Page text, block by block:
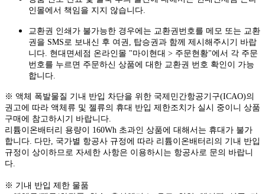
인몰에서 책임을 지지 않습니다.
교환권 인쇄가 불가능한 경우에는 교환권번호를 메모 또는 교환
권을 SMS로 보내신 후 여권, 탑승권과 함께 제시해주시기 바랍
니다. 현대면세점 온라인몰 "마이현대 > 주문현황"에서 각 주문
번호를 누르면 주문하신 상품에 대한 교환권 번호 확인이 가능
합니다.
※ 액체 폭발물질 기내 반입 차단을 위한 국제민간항공기구(ICAO)의
권고에 따라 액체류 및 젤류의 휴대 반입 제한조치가 실시 중이니 상품
구매에 참고하시기 바랍니다.
리튬이온배터리 용량이 160Wh 초과인 상품에 대해서는 휴대가 불가
합니다. 다만, 국가별 항공사 규정에 따라 리튬이온배터리의 기내 반입
규정이 상이하므로 자세한 사항은 이용하시는 항공사로 문의 바랍니
다.
※ 기내 반입 제한 물품